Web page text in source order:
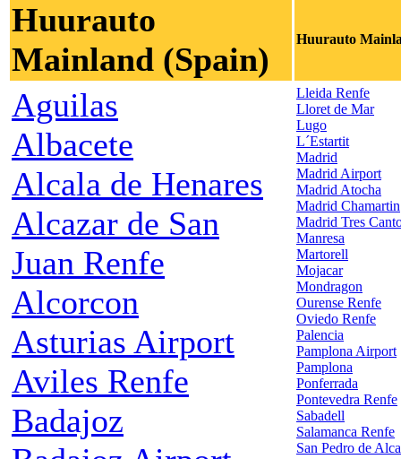
Huurauto
Mainland (Spain)
Huurauto
Aguilas
Albacete
Alcala de Henares
Alcazar de San
Juan Renfe
Alcorcon
Asturias Airport
Aviles Renfe
Badajoz
Lleida Renfe
Lloret de Mar
Lugo
L´Estartit
Madrid
Madrid Airport
Madrid Atocha
Madrid Chamartin
Madrid Tres
Manresa
Martorell
Mojacar
Mondragon
Ourense Renfe
Oviedo Renfe
Palencia
Pamplona Airport
Pamplona
Ponferrada
Pontevedra Renfe
Sabadell
Salamanca Renfe
San Pedro de